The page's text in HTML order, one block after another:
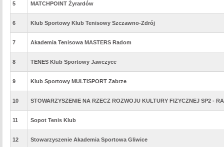
5 MATCHPOINT Żyrardów
6 Klub Sportowy Klub Tenisowy Szczawno-Zdrój
7 Akademia Tenisowa MASTERS Radom
8 TENES Klub Sportowy Jawczyce
9 Klub Sportowy MULTISPORT Zabrze
10 STOWARZYSZENIE NA RZECZ ROZWOJU KULTURY FIZYCZNEJ SP2 -
11 Sopot Tenis Klub
12 Stowarzyszenie Akademia Sportowa Gliwice